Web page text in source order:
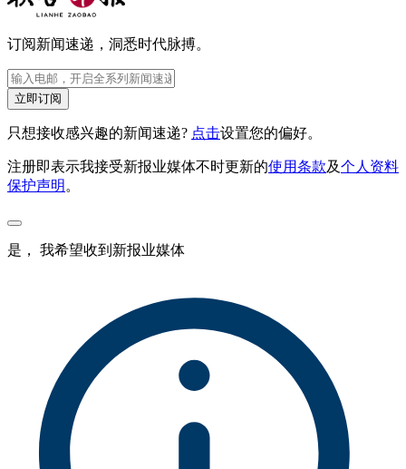
订阅新闻速递，洞悉时代脉搏。
立即订阅
只想接收感兴趣的新闻速递? 点击设置您的偏好。
注册即表示我接受新报业媒体不时更新的使用条款及个人资料
保护声明 。
是， 我希望收到新报业媒体